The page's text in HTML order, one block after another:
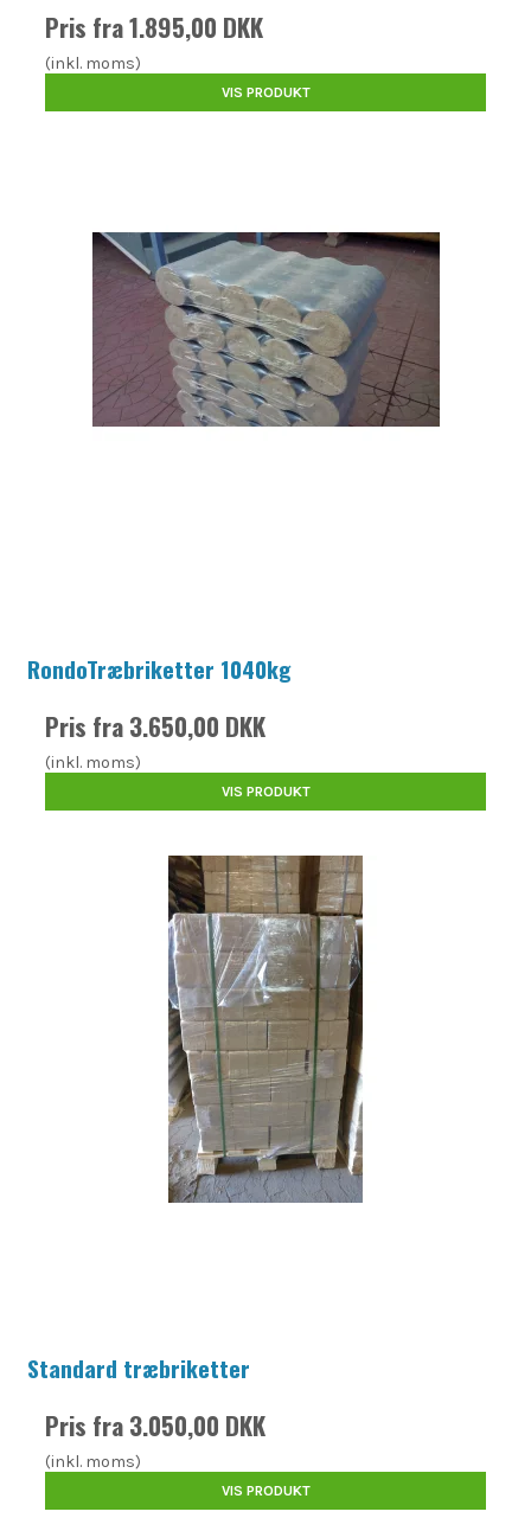
Pris fra1.895,00 DKK
(inkl. moms)
VIS PRODUKT
RondoTræbriketter 1040kg
Pris fra3.650,00 DKK
(inkl. moms)
VIS PRODUKT
Standard træbriketter
Pris fra3.050,00 DKK
(inkl. moms)
VIS PRODUKT